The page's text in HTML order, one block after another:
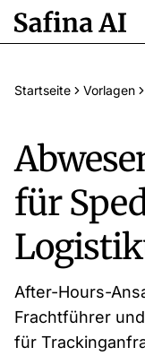
Startseite Vorlagen
für
After-Hours-
Frachtführer
für